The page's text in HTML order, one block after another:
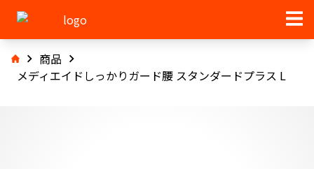
商品
メディエイドしっかりガード腰 スタンダードプラス L